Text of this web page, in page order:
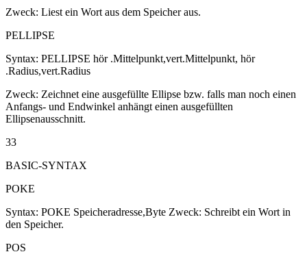
Zweck: Liest ein Wort aus dem Speicher aus.
PELLIPSE
Syntax: PELLIPSE hör .Mittelpunkt,vert.Mittelpunkt, hör
.Radius,vert.Radius
Zweck: Zeichnet eine ausgefüllte Ellipse bzw. falls man noch einen
Anfangs- und Endwinkel anhängt einen ausgefüllten
Ellipsenausschnitt.
33
BASIC-SYNTAX
POKE
Syntax: POKE Speicheradresse,Byte Zweck: Schreibt ein Wort in
den Speicher.
POS